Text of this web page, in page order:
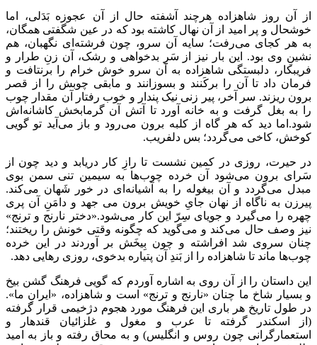
از آن روز شاهزاده هرچند آشفته حال از آن عجوزه بَدَلی، اما
خوشحال و پر امید از آن نهال کاشته بود که در عین شگفتی همگان،
به هر کجای می‌رفت؛ سایه آن سرو، چون فرشته‌ای نگهبان، هم
نشینِ وی بود. این بار نیز از سَرِ بدخواهی و رشک، آن زنِ طرار و
فریبکار، دلبستگی شاهزاده به آن سرو خوش خرام را برنتافت و
فرمان داد تا آن را برکَنند و بسوزانند و مابقی چوبش را از قصر
برون ریزند. سر آخر، پیر زنی نیک پندار و خوب رفتار آن مقدار چوب
را به بغل گرفت و به خانه آورد تا آتش آن گرمابخش کاشانه‌اش
شود.اما دید که هر گاه از کلبه برون می‌رود و باز می‌آید تو گویی
کوخش، کاخی می‌گردد؛ بس دلفریب.
در حیرت، روزی در کمین نشست تا رازِ کار دریابد و دید چون از
سَرای برون می‌شود آن خرده چوب‌ها به سیمین تنی سمن بوی
مبدل می‌گردد و آن بیغوله را به آشیانه‌ای در خور شَهان می‌کند.
پیرزن به ناگاه از نهان جایِ خویش برون می جهد و دامَنِ آن پری
چهره را می‌گیرد و جویای سِرّ این کار می‌شود.«دختر نارنج و ترنج»
نیز وصف حال می‌کند و می‌گوید که چگونه وقتی خونش را ریختند؛
چنان سروی شد افراشته و چون بِیخَش بر آوردند در این خرده
چوب‌ها ماند تا شاهزاده را از بَندِ آن پتیاره بدخوی، روزی رهایی دهد.
این داستان را از آن روی به اشاره آوردم که گویی فرهنگ گشن بیخ
و بسیار شاخ ما چنان «نارنج و ترنج» است و شاهزاده، «ایرانِ ما».
در طول تاریخ هر باری این فرهنگ مورد هجوم دژخیمی قرار گرفته
(از اسکندر گرفته تا عرب و مغول و غلزائیان قندهار و
استعمارگرانی چون روس و انگلیس) و به محاق رفته و باز به امید